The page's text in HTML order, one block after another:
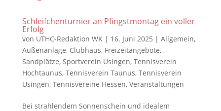
Schleifchenturnier an Pfingstmontag ein voller
Erfolg
von UTHC-Redaktion WK| 16. Juni 2025 | Allgemein,
Außenanlage, Clubhaus, Freizeitangebote,
Sandplätze, Sportverein Usingen, Tennisverein
Hochtaunus, Tennisverein Taunus, Tennisverein
Usingen, Tennisvereine Hessen, Veranstaltungen
Bei strahlendem Sonnenschein und idealem